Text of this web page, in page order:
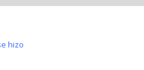
hizo